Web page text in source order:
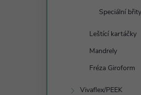
Speciální břity
Leštící kartáčky
Mandrely
Fréza Giroform
Vivaflex/PEEK